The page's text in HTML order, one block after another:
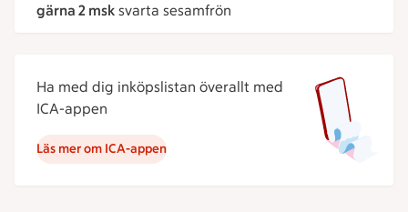
gärna 2 msk svarta sesamfrön
Ha med dig inköpslistan överallt med
ICA-appen
Läs mer om ICA-appen